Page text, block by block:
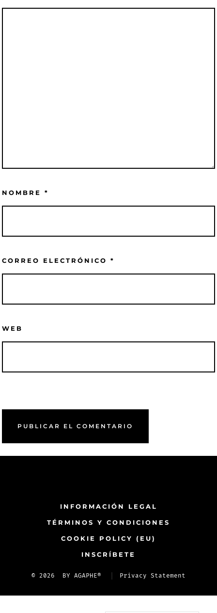
NOMBRE*
CORREO ELECTRÓNICO*
WEB
INFORMACIÓN LEGAL
TÉRMINOS Y CONDICIONES
COOKIE POLICY (EU)
INSCRÍBETE​
© 2026 BY AGAPHE® Privacy Statement